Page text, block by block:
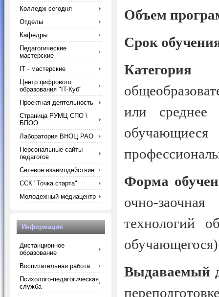
Объем
Срок
или среднее
обучающиеся
Форма
очно-
технологий
обучающегося)
Выдаваемый
Колледж сегодня
Отделы
Кафедры
Педагогические
мастерские
IT - мастерские
Центр цифрового
образования "IT-Куб"
Проектная деятельность
Страница РУМЦ СПО \
БПОО
Лаборатория ВНОЦ РАО
Персональные сайты
педагогов
Сетевое взаимодействие
ССК "Точка старта"
Молодежный медиацентр
Информация
Дистанционное
образование
Воспитательная работа
Психолого-педагогическая
служба